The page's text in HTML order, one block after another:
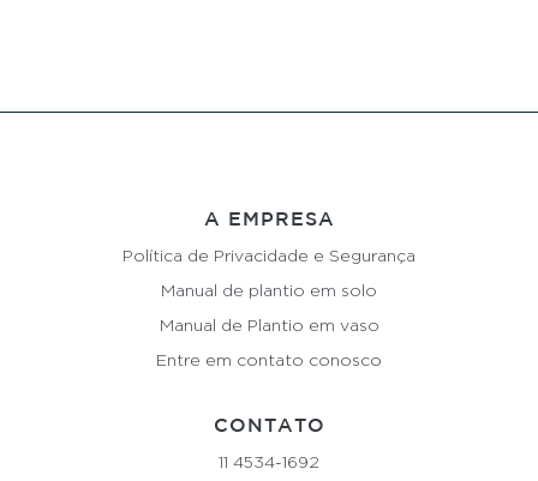
A EMPRESA
Política de Privacidade e Segurança
Manual de plantio em solo
Manual de Plantio em vaso
Entre em contato conosco
CONTATO
11 4534-1692